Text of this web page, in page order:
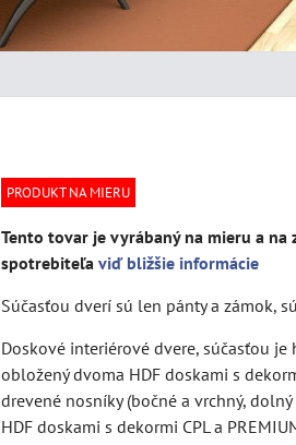
PRODUKT NA MIERU
Tento tovar je vyrábaný na mieru a na
spotrebiteľa viď bližšie informácie
Súčasťou dverí sú len pánty a zámok,
Doskové interiérové dvere, súčasťou je
obložený dvoma HDF doskami s
drevené nosníky (bočné a vrchný,
HDF doskami s dekormi CPL a